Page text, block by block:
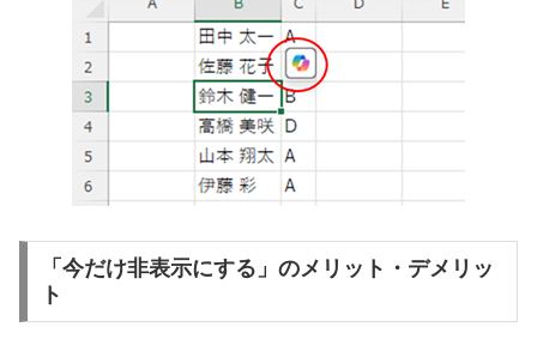
「今だけ非表示にする」のメリット・デメリッ
ト